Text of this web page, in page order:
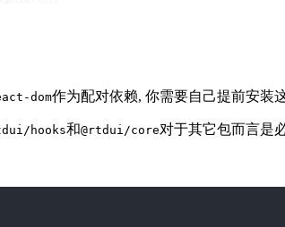
dom作为配对依赖, 你需要自己提前安装
hooks和@rtdui/core对于其它包而言是